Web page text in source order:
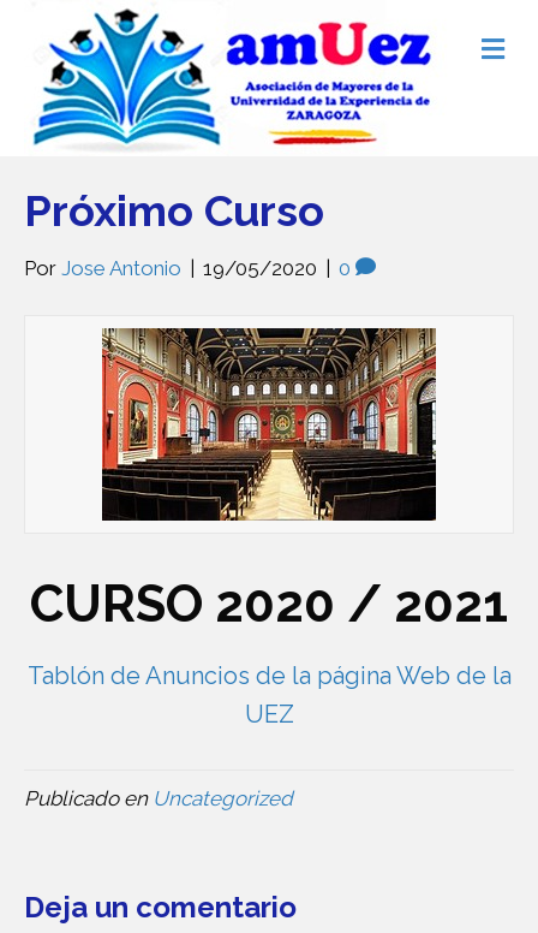
M
e
Próximo Curso
Por Jose Antonio 19/05/2020 0
CURSO 2020 / 2021
Tablón de Anuncios de la página Web de la
UEZ
Publicado en Uncategorized
Deja un comentario